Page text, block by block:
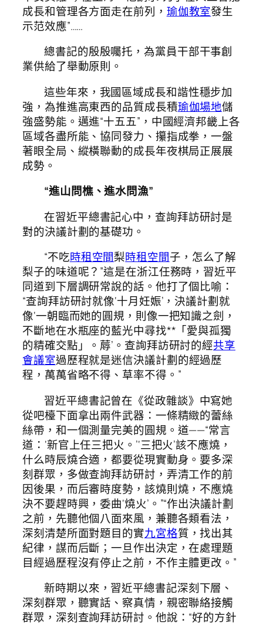
成長和管理各方面走在前列， 瑜伽教室發生
示范效應”……
總書記的殷殷囑托，為黨員干部干事創
業供給了舉動原則。
這些年來，我國區域成長和諧性穩步加
強，為推進高東西的品質成長積瑜伽場地儲
強盛勢能。邁進“十五五”，中國經濟邦畿上各
區域各盡所能、協同發力、攥指成拳，一盤
著眼全局、縱橫聯動的成長年夜棋局正展展
成勢。
“進山問樵、進水問漁”
在習近平總書記心中，查詢拜訪研討是
對的決議計劃的基礎功。
“不吃時租空間梨時租空間子，怎么了解
梨子的味道呢？”這是在浙江任務時，習近平
同道到下層調研常說的話。他打了個比喻：
“查詢拜訪研討就像‘十月妊娠’，決議計劃就
像‘一朝臨而她的圓規，則像一把知識之劍，
不斷地在水瓶座的藍光中尋找**「愛與孤獨
的精確交點」。蓐’。查詢拜訪研討的經共享
會議室過歷程就是迷信決議計劃的經過歷
程，萬萬省略不得、草率不得。”
習近平總書記曾在《從政雜談》中寫她
從吧檯下面拿出兩件武器：一條精緻的蕾絲
絲帶，和一個測量完美的圓規。道——“常言
道：‘新官上任三把火。’‘三把火’該不應燒，
什么時辰燒合適，都要從現實動身。要多深
刻群眾，多做查詢拜訪研討，弄清工作的前
因後果，而后審時度勢，該燒則燒，不應燒
決不要趕時興，委曲‘燒火’。”“作出決議計劃
之前，先聽他個八面來風，兼聽各類看法，
深刻清楚所面對題目的實九宮格質，找出其
紀律，謀而后斷；一旦作出決定，在處理題
目經過歷程沒有停止之前，不作主體更改。”
新時期以來，習近平總書記深刻下層、
深刻群眾，聽實話、察真情，親密聯絡接觸
群眾，深刻查詢拜訪研討。他說：“好的方針